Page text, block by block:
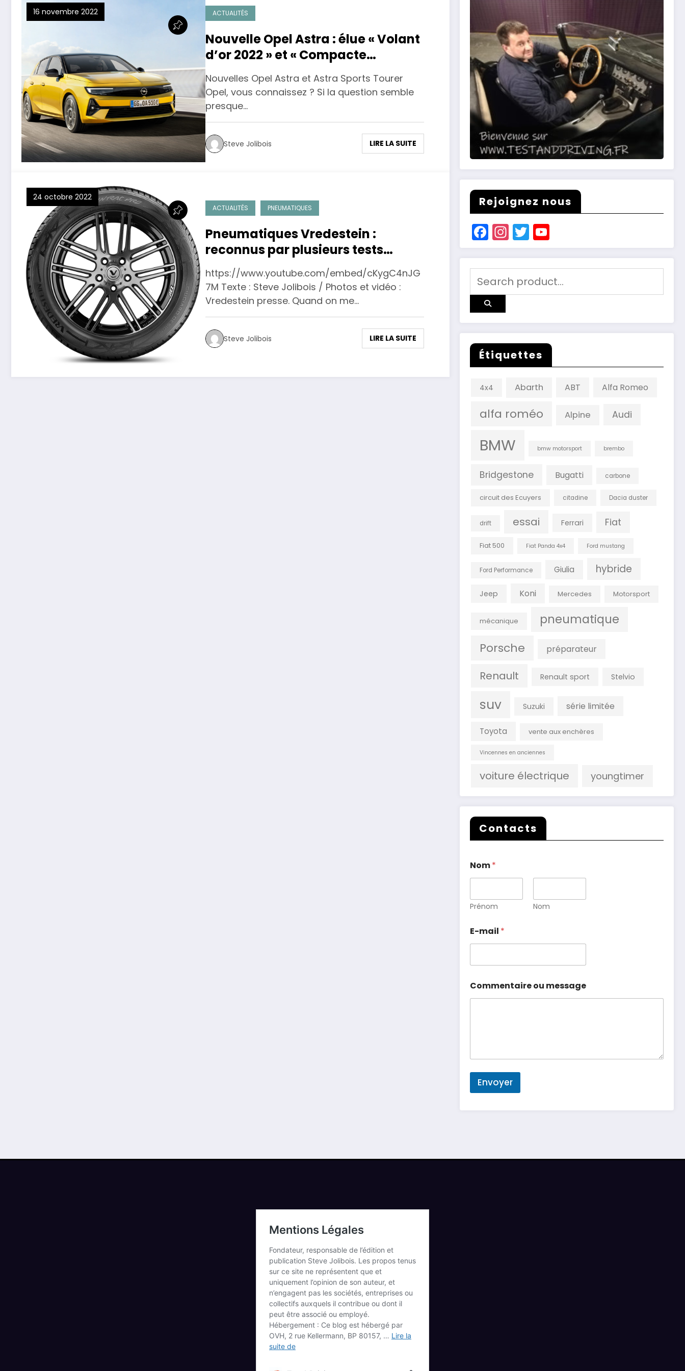
16 novembre 2022 ACTUALITÉS
Nouvelle Opel Astra : élue « Volant
d’or 2022 » et « Compacte
allemande de l’année 2023 ».
Nouvelles Opel Astra et Astra Sports Tourer
Opel, vous connaissez ? Si la question semble
presque…
Steve Jolibois LIRE LA SUITE
24 octobre 2022
ACTUALITÉS PNEUMATIQUES
Pneumatiques Vredestein :
reconnus par plusieurs tests
allemands.
https://www.youtube.com/embed/cKygC4nJG
7M Texte : Steve Jolibois / Photos et vidéo :
Vredestein presse. Quand on me…
Steve Jolibois LIRE LA SUITE
Rejoignez nous
Facebook
Instagram
Twitter
Channel
Étiquettes
4x4 Abarth ABT Alfa Romeo
alfa roméo Alpine Audi
BMW bmw motorsport brembo
Bridgestone Bugatti carbone
circuit des Ecuyers citadine Dacia duster
drift essai Ferrari Fiat
Fiat 500 Fiat Panda 4x4 Ford mustang
Ford Performance Giulia hybride
Jeep Koni Mercedes Motorsport
mécanique pneumatique
Porsche préparateur
Renault Renault sport Stelvio
suv Suzuki série limitée
Toyota vente aux enchères
Vincennes en anciennes
voiture électrique youngtimer
Contacts
Nom*
Prénom Nom
E-mail *
Commentaire ou message
Envoyer